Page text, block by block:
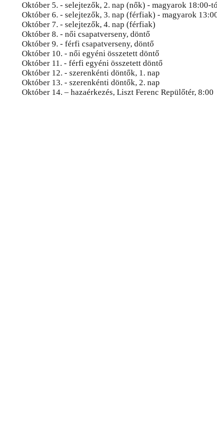
Október 5. - selejtezők, 2. nap (nők) - magyarok 18:00-
Október 6. - selejtezők, 3. nap (férfiak) - magyarok
Október 7. - selejtezők, 4. nap (férfiak)
Október 8. - női csapatverseny, döntő
Október 9. - férfi csapatverseny, döntő
Október 10. - női egyéni összetett döntő
Október 11. - férfi egyéni összetett döntő
Október 12. - szerenkénti döntők, 1. nap
Október 13. - szerenkénti döntők, 2. nap
Október 14. – hazaérkezés, Liszt Ferenc Repülőtér, 8:00